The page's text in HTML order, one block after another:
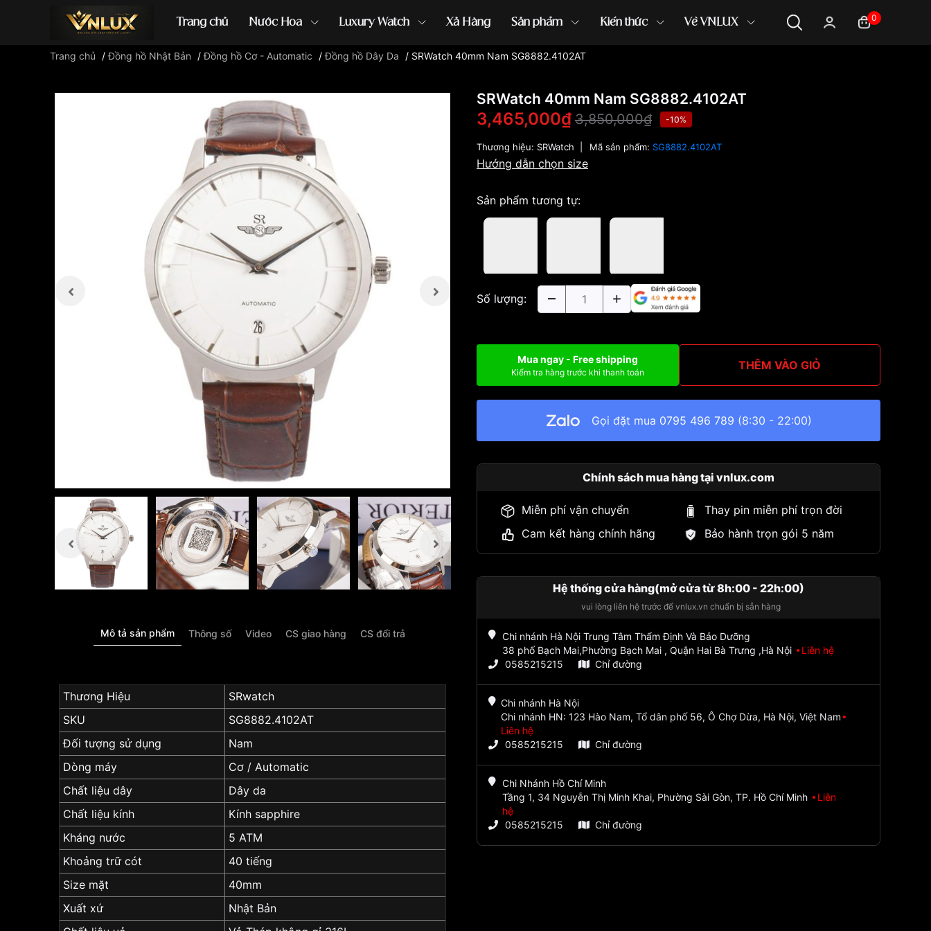
Trang chủ Nước Hoa Luxury Watch Xả Hàng Sản phẩm Kiến thức Về VNLUX 0
Đồng hồ casio đồng hồ G-Shock đồng hồ Orient ...
Trang chủ /Đồng hồ Nhật Bản /Đồng hồ Cơ - Automatic /Đồng hồ Dây Da / SRWatch 40mm Nam SG8882.4102AT
Mô tả sản phẩm Thông số Video CS giao hàng CS đổi trả
Thương Hiệu
SRwatch
SKU
SG8882.4102AT
Đối tượng sử dụng
Nam
Dòng máy
Cơ / Automatic
Chất liệu dây
Dây da
Chất liệu kính
Kính sapphire
Kháng nước
5 ATM
Khoảng trữ cót
40 tiếng
Size mặt
40mm
Xuất xứ
Nhật Bản
SRWatch 40mm Nam SG8882.4102AT
3,465,000₫ 3,850,000₫ -10%
Thương hiệu: SRWatch Mã sản phẩm: SG8882.4102AT
Hướng dẫn chọn size
Sản phẩm tương tự:
Số lượng:
Mua ngay - Free shipping
Kiểm tra hàng trước khi thanh toán THÊM VÀO GIỎ
Gọi đặt mua 0795 496 789 (8:30 - 22:00)
Chính sách mua hàng tại vnlux.com
Miễn phí vận chuyển
Thay pin miễn phí trọn đời
Cam kết hàng chính hãng
Bảo hành trọn gói 5 năm
Hệ thống cửa hàng(mở cửa từ 8h:00 - 22h:00)
vui lòng liên hệ trước để vnlux.vn chuẩn bị sẵn hàng
Chi nhánh Hà Nội Trung Tâm Thẩm Định Và Bảo Dưỡng
38 phố Bạch Mai,Phường Bạch Mai , Quận Hai Bà Trưng ,Hà Nội
Liên hệ
0585215215
Chỉ đường
Chi nhánh Hà Nội
Chi nhánh HN: 123 Hào Nam, Tổ dân phố 56, Ô Chợ Dừa, Hà Nội, Việt Nam
Liên hệ
0585215215
Chỉ đường
Chi Nhánh Hồ Chí Minh
Tầng 1, 34 Nguyễn Thị Minh Khai, Phường Sài Gòn, TP. Hồ Chí Minh
Liên
hệ
0585215215
Chỉ đường